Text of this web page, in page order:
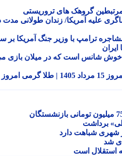
آمریکا/ زندان طولانی مدت در
با وزیر جنگ آمریکا بر سر
شانس است که در میلان بازی می
افزایش قیمت طلا و سکه امروز 15 مرداد 1405 | طلا گرمی امروز
برداشت
شباهت دارد
است